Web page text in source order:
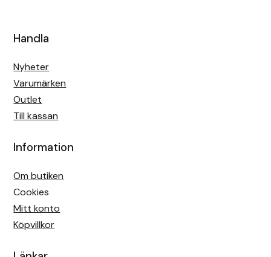
Handla
Nyheter
Varumärken
Outlet
Till kassan
Information
Om butiken
Cookies
Mitt konto
Köpvillkor